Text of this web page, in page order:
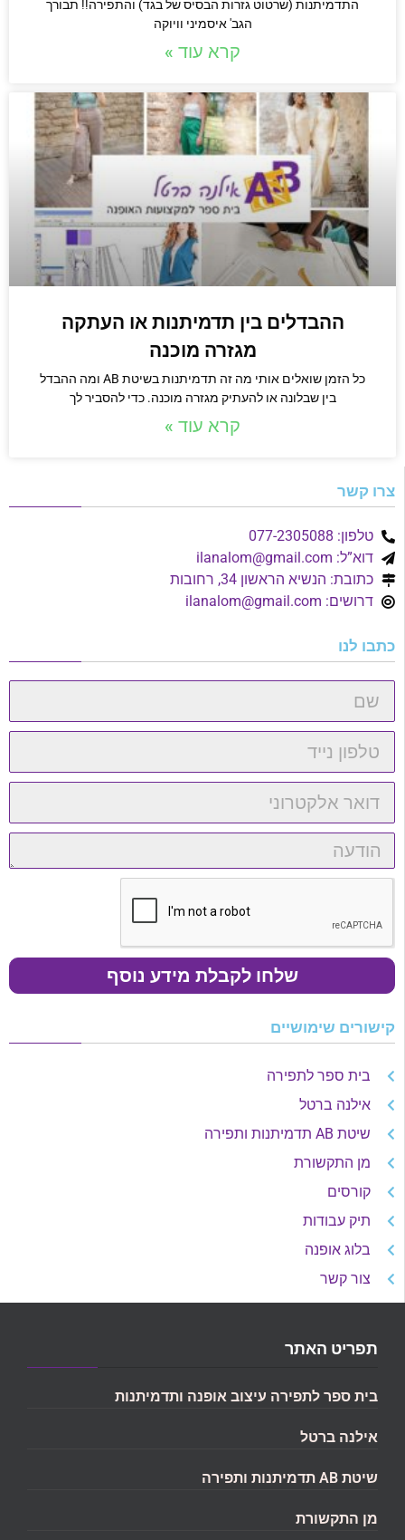
התדמיתנות (שרטוט גזרות הבסיס של בגד) והתפירה!! תבורך
הגב' איסמיני וויוקה
קרא עוד »
ההבדלים בין תדמיתנות או העתקה
מגזרה מוכנה
כל הזמן שואלים אותי מה זה תדמיתנות בשיטת AB ומה ההבדל
בין שבלונה או להעתיק מגזרה מוכנה. כדי להסביר לך
קרא עוד »
צרו קשר
טלפון: 077-2305088
דוא”ל: ilanalom@gmail.com
כתובת: הנשיא הראשון 34, רחובות
דרושים: ilanalom@gmail.com
כתבו לנו
שלחו לקבלת מידע נוסף
קישורים שימושיים
בית ספר לתפירה
אילנה ברטל
שיטת AB תדמיתנות ותפירה
מן התקשורת
קורסים
תיק עבודות
בלוג אופנה
צור קשר
תפריט האתר
בית ספר לתפירה עיצוב אופנה ותדמיתנות
אילנה ברטל
שיטת AB תדמיתנות ותפירה
מן התקשורת